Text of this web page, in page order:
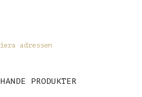
adressen
PRODUKTER